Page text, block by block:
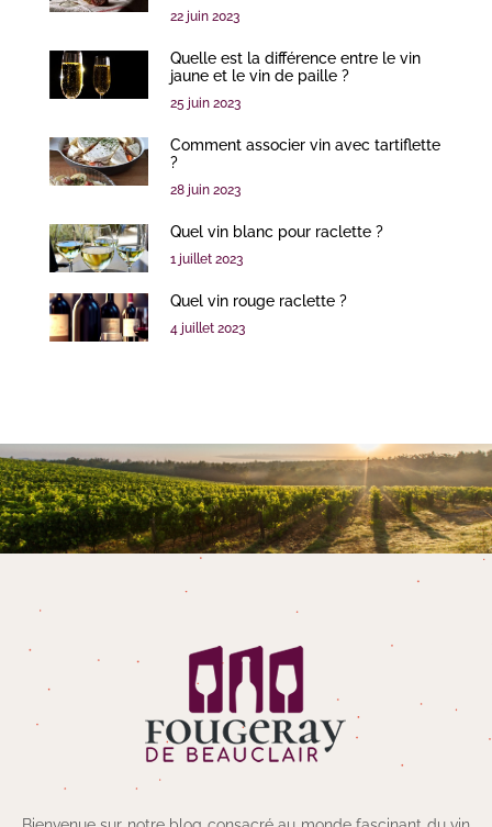
22 juin 2023
Quelle est la différence entre le vin
jaune et le vin de paille ?
25 juin 2023
Comment associer vin avec tartiflette
?
28 juin 2023
Quel vin blanc pour raclette ?
1 juillet 2023
Quel vin rouge raclette ?
4 juillet 2023